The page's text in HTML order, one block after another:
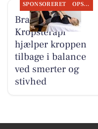
SPONSORERET OPSLAGSTAVLEN
Brandsborgs
Kropsterapi
hjælper kroppen
tilbage i balance
ved smerter og
stivhed